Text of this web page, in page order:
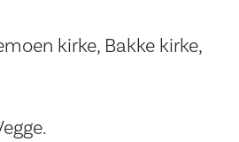
kirke, Bakke kirke,